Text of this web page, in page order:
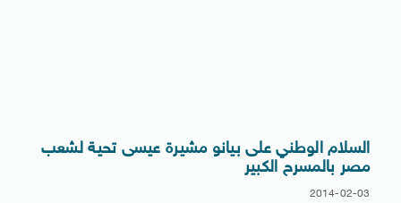
السلام الوطني على بيانو مشيرة عيسى تحية لشعب
مصر بالمسرح الكبير
2014-02-03